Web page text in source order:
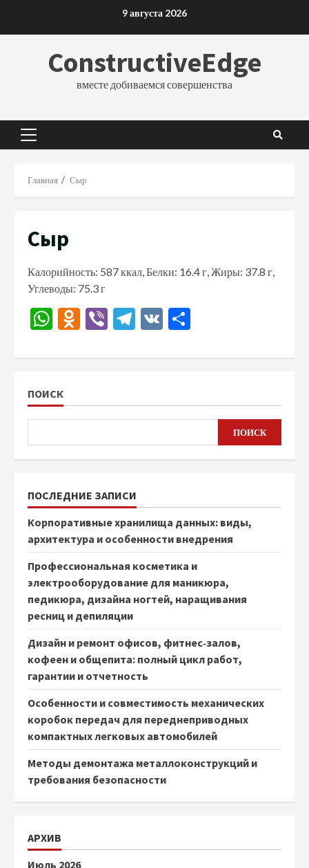
9 августа 2026
ConstructiveEdge
вместе добиваемся совершенства
Основное
Главная Сыр
Сыр
Калорийность: 587 ккал, Белки: 16.4 г, Жиры: 37.8 г,
Углеводы: 75.3 г
WhatsApp
Odnoklassniki
ViberTelegram
VK
ПОИСК
ПОИСК
ПОСЛЕДНИЕ ЗАПИСИ
Корпоративные хранилища данных: виды,
архитектура и особенности внедрения
Профессиональная косметика и
электрооборудование для маникюра,
педикюра, дизайна ногтей, наращивания
ресниц и депиляции
Дизайн и ремонт офисов, фитнес‑залов,
кофеен и общепита: полный цикл работ,
гарантии и отчетность
Особенности и совместимость механических
коробок передач для переднеприводных
компактных легковых автомобилей
Методы демонтажа металлоконструкций и
требования безопасности
АРХИВ
Июль 2026